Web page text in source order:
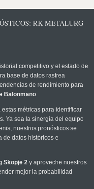
RK METALURG
competitivo y el estado de
base de datos rastrea
de rendimiento para
Balonmano.
estas métricas para identificar
Ya sea la sinergia del equipo
nuestros pronósticos se
de datos históricos e
Skopje 2y aproveche nuestros
mejor la probabilidad